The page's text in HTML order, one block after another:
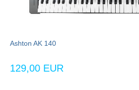
Ashton AK 140
129,00 EUR